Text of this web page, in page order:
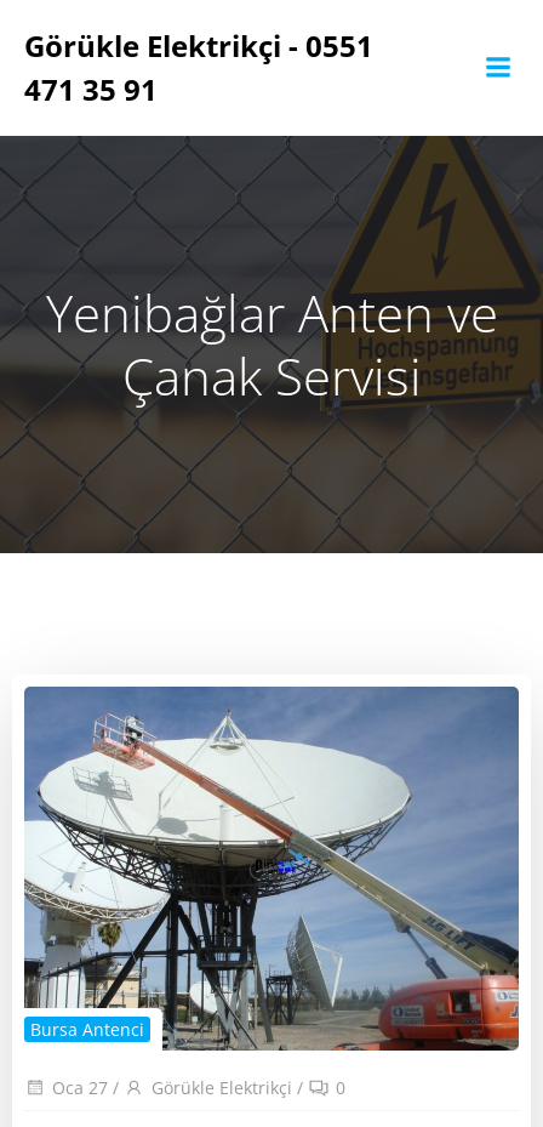
geç
Görükle Elektrikçi - 0551
471 35 91
Yenibağlar Anten ve
Çanak Servisi
Bursa Antenci
Oca 27 / Görükle Elektrikçi / 0